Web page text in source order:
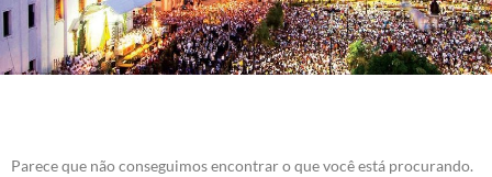
Parece que não conseguimos encontrar o que você está procurando.